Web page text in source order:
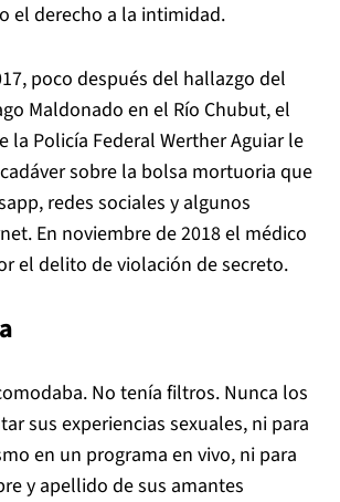
el derecho a la intimidad.
poco después del hallazgo del
Maldonado en el Río Chubut, el
la Policía Federal Werther Aguiar le
sobre la bolsa mortuoria que
redes sociales y algunos
En noviembre de 2018 el médico
el delito de violación de secreto.
No tenía filtros. Nunca los
sus experiencias sexuales, ni para
en un programa en vivo, ni para
y apellido de sus amantes